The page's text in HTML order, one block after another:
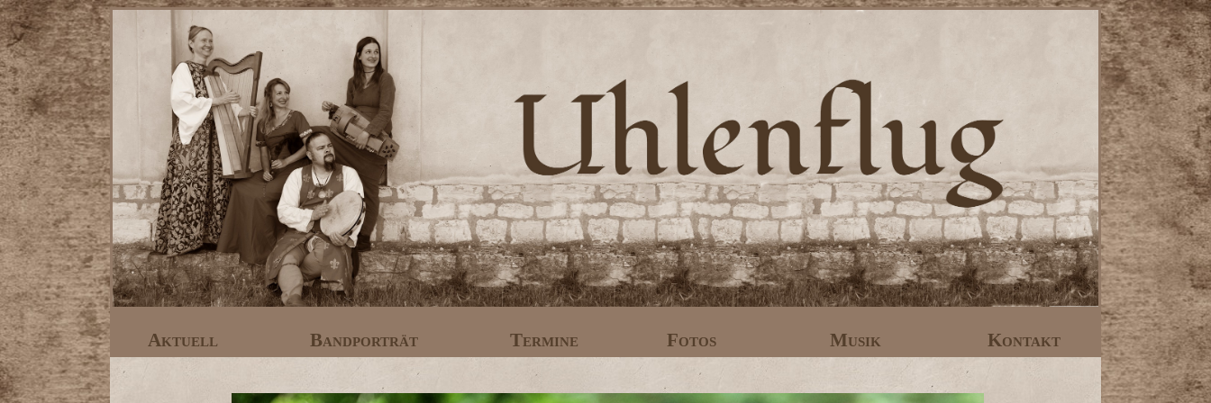
Aktuell Bandporträt Termine Fotos Musik Kontakt